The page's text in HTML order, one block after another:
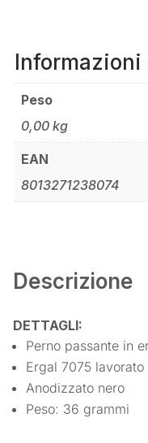
Peso
0,00 kg
EAN
8013271238074
Descrizione
DETTAGLI:
Perno passante in
Ergal 7075 lavorato
Anodizzato nero
Peso: 36 grammi